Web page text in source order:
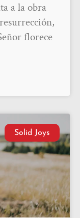
a la obra
florece
Solid Joys